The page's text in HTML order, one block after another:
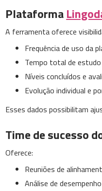
Plataforma
A ferramenta oferece
Frequência de uso da
Tempo total de estudo
Níveis concluídos e
Evolução individual e
Esses dados possibilitam
Time de sucesso
Oferece:
Reuniões de
Análise de